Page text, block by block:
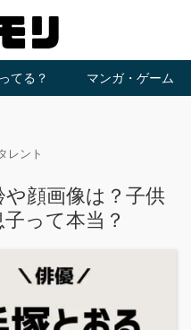
てる？ マンガ・ゲーム
レント
顔画像は？子供
って本当？